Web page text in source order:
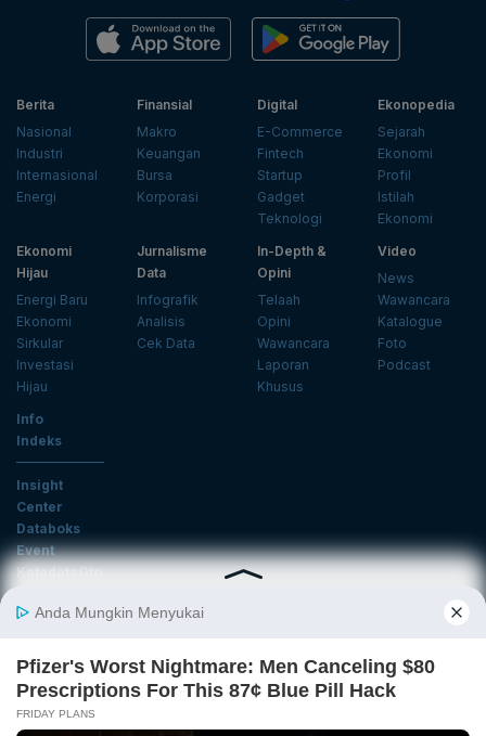
Berita
Nasional
Industri
Internasional
Energi
Finansial
Makro
Keuangan
Bursa
Korporasi
Digital
E-Commerce
Fintech
Startup
Gadget
Teknologi
Ekonopedia
Sejarah
Ekonomi
Profil
Istilah
Ekonomi
Ekonomi
Hijau
Energi Baru
Ekonomi
Sirkular
Investasi
Hijau
Jurnalisme
Data
Infografik
Analisis
Cek Data
In-Depth &
Opini
Telaah
Opini
Wawancara
Laporan
Khusus
Video
News
Wawancara
Katalogue
Foto
Podcast
Info
Indeks
Insight
Center
Databoks
Event
KatadataOto
Email
Daftar